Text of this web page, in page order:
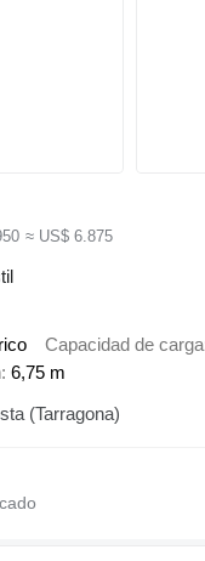
≈ US$ 6.875
Capacidad de carga
6,75 m
(Tarragona)